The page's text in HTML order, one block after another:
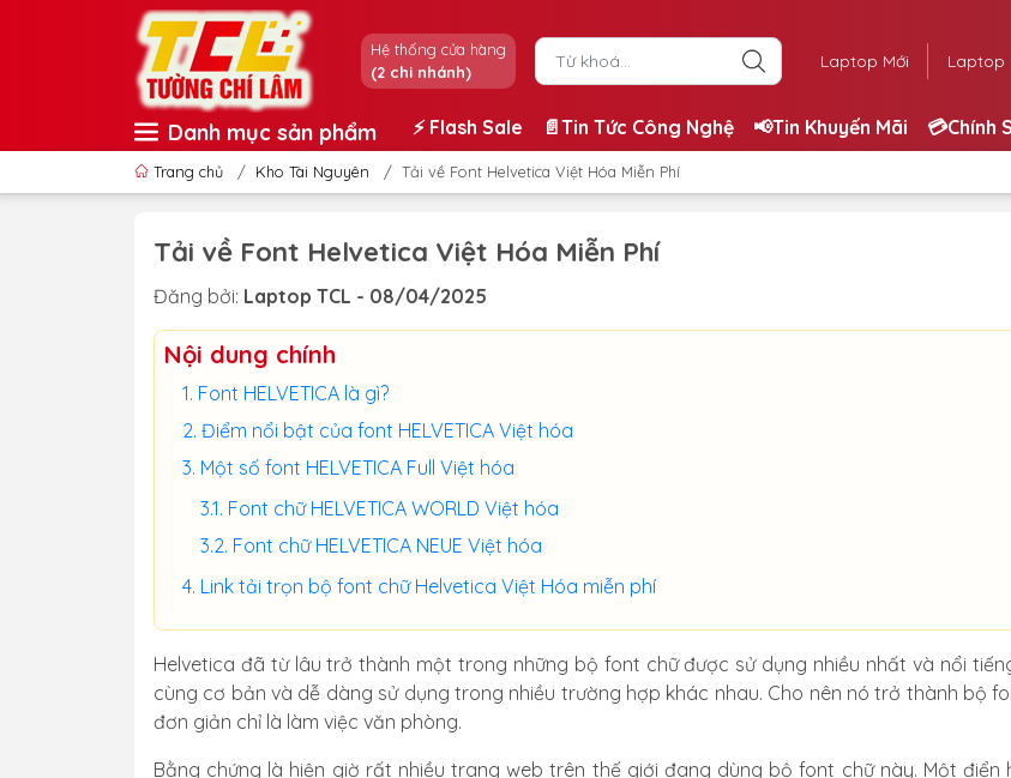
Hệ thống cửa hàng
(2 chi nhánh)
Laptop Mới Laptop
Danh mục sản phẩm ⚡️ Flash Sale 📄Tin Tức Công Nghệ 📢Tin Khuyến Mãi 💳Chính
Trang chủ / Kho Tài Nguyên / Tải về Font Helvetica Việt Hóa Miễn Phí
Tải về Font Helvetica Việt Hóa Miễn Phí
Đăng bởi: Laptop TCL - 08/04/2025
Nội dung chính
Font HELVETICA là gì?
Điểm nổi bật của font HELVETICA Việt hóa
Một số font HELVETICA Full Việt hóa
Font chữ HELVETICA WORLD Việt hóa
Font chữ HELVETICA NEUE Việt hóa
Link tải trọn bộ font chữ Helvetica Việt Hóa miễn phí
Helvetica đã từ lâu trở thành một trong những bộ font chữ được sử dụng nhiều nhất và nổi
cùng cơ bản và dễ dàng sử dụng trong nhiều trường hợp khác nhau. Cho nên nó trở thành bộ
đơn giản chỉ là làm việc văn phòng.
Bằng chứng là hiện giờ rất nhiều trang web trên thế giới đang dùng bộ font chữ này. Một